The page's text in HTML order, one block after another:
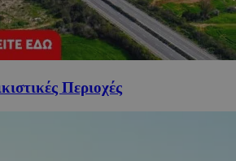
Περιοχές